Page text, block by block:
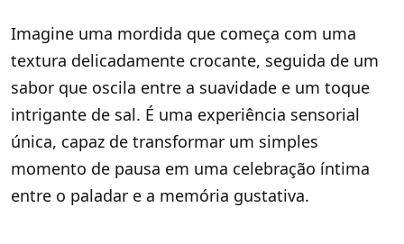
Imagine uma mordida que começa com uma
textura delicadamente crocante, seguida de um
sabor que oscila entre a suavidade e um toque
intrigante de sal. É uma experiência sensorial
única, capaz de transformar um simples
momento de pausa em uma celebração íntima
entre o paladar e a memória gustativa.